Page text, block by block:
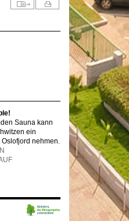
Sauna kann
ein
nehmen.